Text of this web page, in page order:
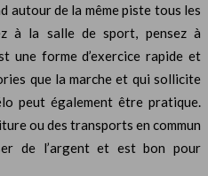
autour de la même piste tous les
à la salle de sport, pensez à
une forme d’exercice rapide et
que la marche et qui sollicite
peut également être pratique.
ou des transports en commun
de l’argent et est bon pour